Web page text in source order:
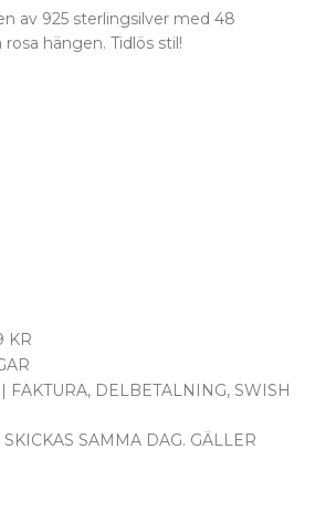
av 925 sterlingsilver med 48
hängen. Tidlös stil!
KR
FAKTURA, DELBETALNING, SWISH
SAMMA DAG. GÄLLER